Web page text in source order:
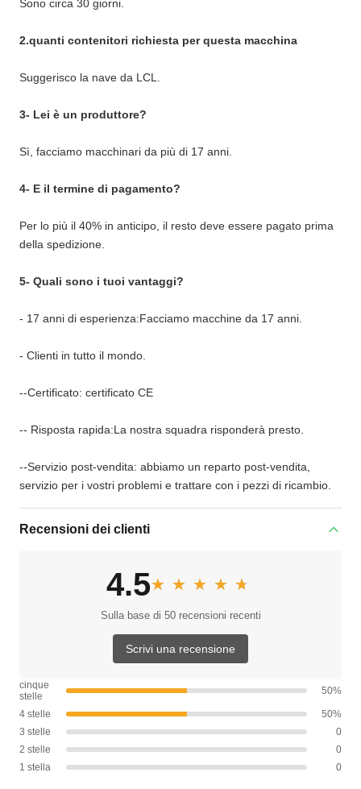
Sono circa 30 giorni.
2.quanti contenitori richiesta per questa macchina
Suggerisco la nave da LCL.
3- Lei è un produttore?
Sì, facciamo macchinari da più di 17 anni.
4- E il termine di pagamento?
Per lo più il 40% in anticipo, il resto deve essere pagato prima
della spedizione.
5- Quali sono i tuoi vantaggi?
- 17 anni di esperienza:Facciamo macchine da 17 anni.
- Clienti in tutto il mondo.
--Certificato: certificato CE
-- Risposta rapida:La nostra squadra risponderà presto.
--Servizio post-vendita: abbiamo un reparto post-vendita,
servizio per i vostri problemi e trattare con i pezzi di ricambio.
Recensioni dei clienti
4.5★★★★★
★★★★★
Sulla base di 50 recensioni recenti
Scrivi una recensione
cinque
stelle
50%
4 stelle
50%
3 stelle
0
2 stelle
0
1 stella
0